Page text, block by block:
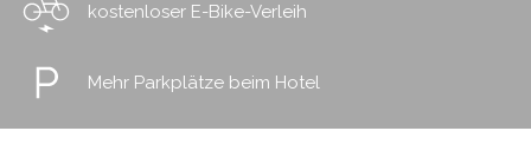
kostenloser E-Bike-Verleih
Mehr Parkplätze beim Hotel